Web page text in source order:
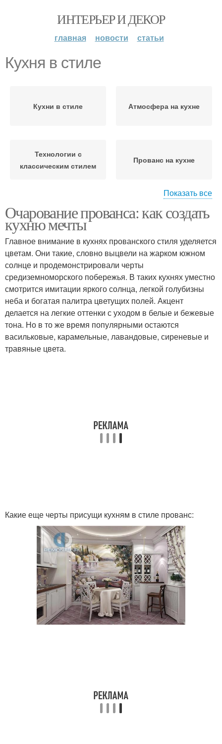
ИНТЕРЬЕР И ДЕКОР
главная новости статьи
Кухня в стиле
Кухни в стиле Атмосфера на кухне
Технологии с
классическим стилем
Прованс на кухне
малогабаритной кухне
современную кухню
Мебели для кухни Элементы в кухню
Деревянная кухня Фартук для кухни
Малогабаритная кухня Гамма для кухни
Мебели в стиле
Прованс на
малогабаритной кухне
Показать все
Очарование прованса: как создать
кухню мечты
Главное внимание в кухнях прованского стиля уделяется
цветам. Они такие, словно выцвели на жарком южном
солнце и продемонстрировали черты
средиземноморского побережья. В таких кухнях уместно
смотрится имитации яркого солнца, легкой голубизны
неба и богатая палитра цветущих полей. Акцент
делается на легкие оттенки с уходом в белые и бежевые
тона. Но в то же время популярными остаются
васильковые, карамельные, лавандовые, сиреневые и
травяные цвета.
Какие еще черты присущи кухням в стиле прованс: